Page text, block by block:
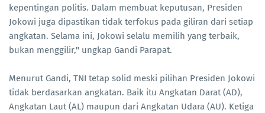
kepentingan politis. Dalam membuat keputusan, Presiden
Jokowi juga dipastikan tidak terfokus pada giliran dari setiap
angkatan. Selama ini, Jokowi selalu memilih yang terbaik,
bukan menggilir," ungkap Gandi Parapat.
Menurut Gandi, TNI tetap solid meski pilihan Presiden Jokowi
tidak berdasarkan angkatan. Baik itu Angkatan Darat (AD),
Angkatan Laut (AL) maupun dari Angkatan Udara (AU). Ketiga